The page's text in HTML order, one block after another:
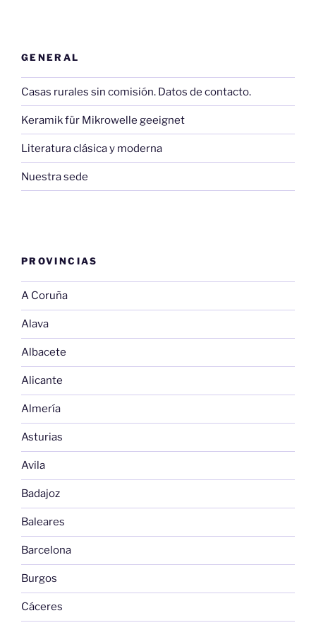
GENERAL
Casas rurales sin comisión. Datos de contacto.
Keramik für Mikrowelle geeignet
Literatura clásica y moderna
Nuestra sede
PROVINCIAS
A Coruña
Alava
Albacete
Alicante
Almería
Asturias
Avila
Badajoz
Baleares
Barcelona
Burgos
Cáceres